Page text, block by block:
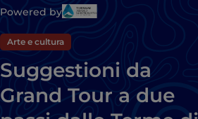
Powered by
Arte e cultura
Suggestioni da
Grand Tour a due